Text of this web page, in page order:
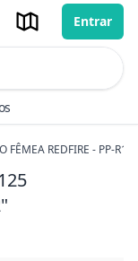
Entrar
FÊMEA REDFIRE - PP-